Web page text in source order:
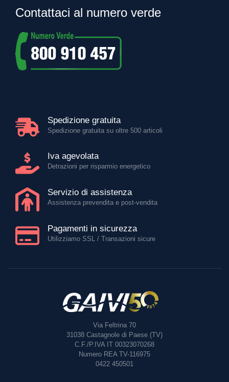
Contattaci al numero verde
Spedizione gratuita
Spedizione gratuita su oltre 500 articoli
Iva agevolata
Detrazioni per risparmio energetico
Servizio di assistenza
Assistenza prevendita e post-vendita
Pagamenti in sicurezza
Utilizziamo SSL / Transazioni sicure
Via Feltrina 70
31038 Castagnole di Paese (TV)
C.F./P.IVA IT 00323070268
Numero REA TV-116975
0422 450501